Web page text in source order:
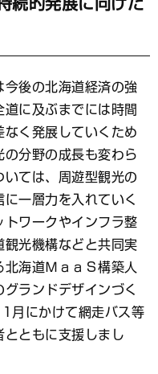
続的発展に向けた
後の北海道経済の強
に及ぶまでには時間
く発展していくため
分野の成長も変わら
ては、周遊型観光の
一層力を入れていく
トワークやインフラ整
光機構などと共同実
海道ＭａａＳ構築人
ランドデザインづく
月にかけて網走バス等
とともに支援しまし